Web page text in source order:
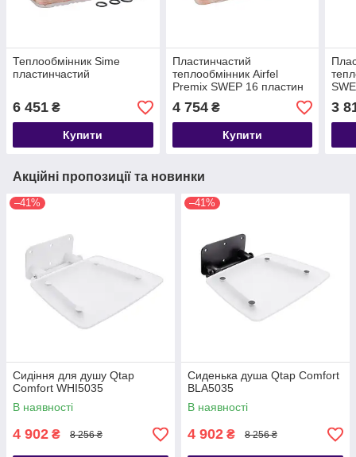
Теплообмінник Sime
пластинчастий
6 451 ₴
Купити
Пластинчастий
теплообмінник Airfel
Premix SWEP 16 пластин
4 754₴
Купити
3
Акційні пропозиції та новинки
–41%
Сидіння для душу Qtap
Comfort WHI5035
В наявності
4 902 ₴ 8 256 ₴
–41%
Сиденька душа Qtap Comfort
BLA5035
В наявності
4 902 ₴ 8 256 ₴